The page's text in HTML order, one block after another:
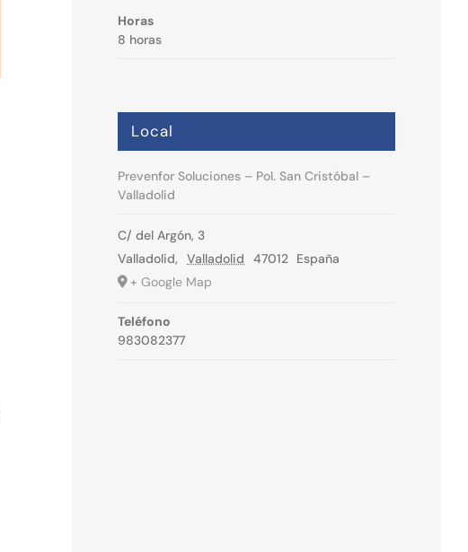
Horas
8 horas
Local
Prevenfor Soluciones – Pol. San Cristóbal –
Valladolid
C/ del Argón, 3
Valladolid, Valladolid 47012 España
+ Google Map
Teléfono
983082377